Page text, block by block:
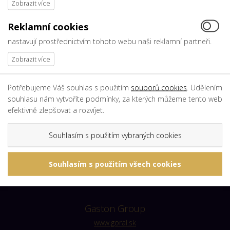
nám. T. G. Masaryka 2433, 760 01, Zlín
tel.: +420 577 011 112
fax.:+420 577 212 472
e-mail:info@gaston.cz
Gaston Group
www.goral.sk
Reklamní cookies
nastavují prostřednictvím tohoto webu naši reklamní partneři.
Potřebujeme Váš souhlas s použitím souborů cookies . Udělením
souhlasu nám vytvoříte podmínky, za kterých můžeme tento web
efektivně zlepšovat a rozvíjet.
Souhlasím s použitím vybraných cookies
Souhlasím s použitím všech cookies